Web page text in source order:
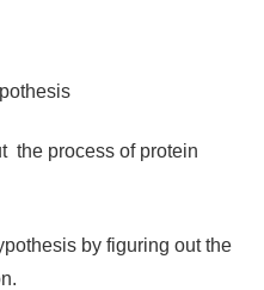
the process of protein
by figuring out the